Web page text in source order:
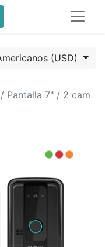
(USD)
Pantalla 7" / 2 cam